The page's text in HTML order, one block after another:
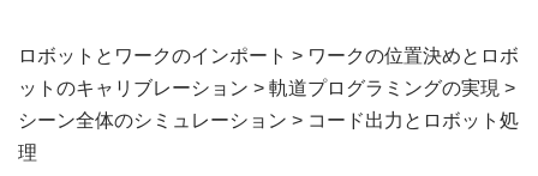
ロボットとワークのインポート > ワークの位置決めとロボ
ットのキャリブレーション > 軌道プログラミングの実現 >
シーン全体のシミュレーション > コード出力とロボット処
理